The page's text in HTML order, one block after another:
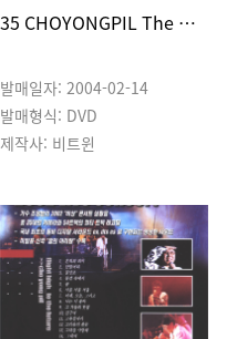
35 CHOYONGPIL The History
발매일자: 2004-02-14
발매형식: DVD
제작사: 비트윈